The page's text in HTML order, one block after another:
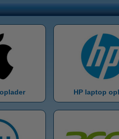
HP laptop